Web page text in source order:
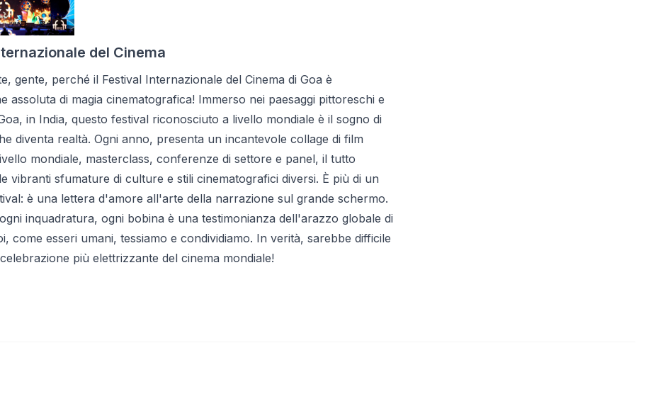
del Cinema
gente, perché il Festival Internazionale del Cinema di Goa è
assoluta di magia cinematografica! Immerso nei paesaggi pittoreschi e
in India, questo festival riconosciuto a livello mondiale è il sogno di
diventa realtà. Ogni anno, presenta un incantevole collage di film
mondiale, masterclass, conferenze di settore e panel, il tutto
vibranti sfumature di culture e stili cinematografici diversi. È più di un
è una lettera d'amore all'arte della narrazione sul grande schermo.
inquadratura, ogni bobina è una testimonianza dell'arazzo globale di
come esseri umani, tessiamo e condividiamo. In verità, sarebbe difficile
più elettrizzante del cinema mondiale!